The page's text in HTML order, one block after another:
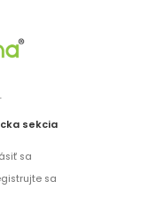
sekcia
sa
sa